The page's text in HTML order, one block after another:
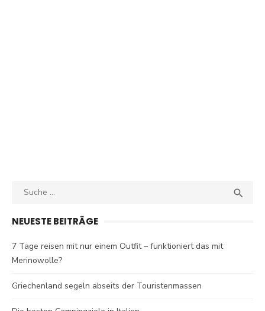
Search

NEUESTE BEITRÄGE
7 Tage reisen mit nur einem Outfit – funktioniert das mit
Merinowolle?
Griechenland segeln abseits der Touristenmassen